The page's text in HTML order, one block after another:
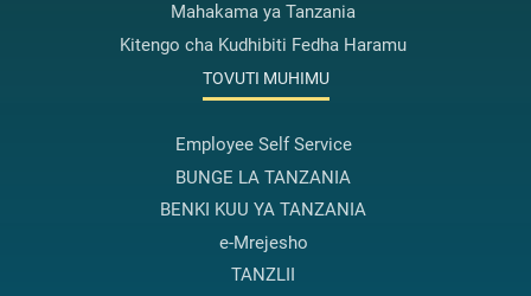
Mahakama ya Tanzania
Kitengo cha Kudhibiti Fedha Haramu
TOVUTI MUHIMU
Employee Self Service
BUNGE LA TANZANIA
BENKI KUU YA TANZANIA
e-Mrejesho
TANZLII